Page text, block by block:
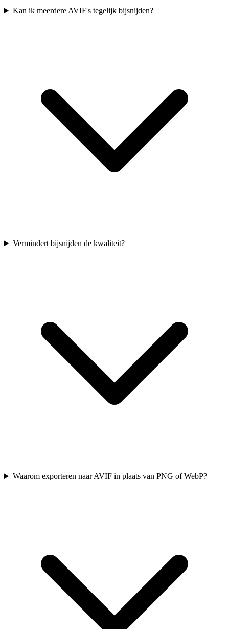
Kan ik meerdere AVIF's tegelijk bijsnijden?
Vermindert bijsnijden de kwaliteit?
Waarom exporteren naar AVIF in plaats van PNG of WebP?